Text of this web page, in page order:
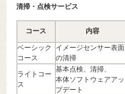
清掃・点検サービス
コース 内容
ベーシック
コース
イメージセンサー表面
の清掃
ライトコー
ス
基本点検、清掃、
本体ソフトウェアアッ
プデート